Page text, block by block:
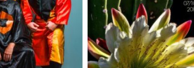
GRAND SINGE [RELEASE PARTY]